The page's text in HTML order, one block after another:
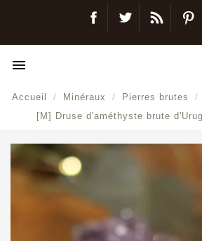
FacebookTwitter Blog

Accueil Minéraux Pierres brutes
[M] Druse d'améthyste brute